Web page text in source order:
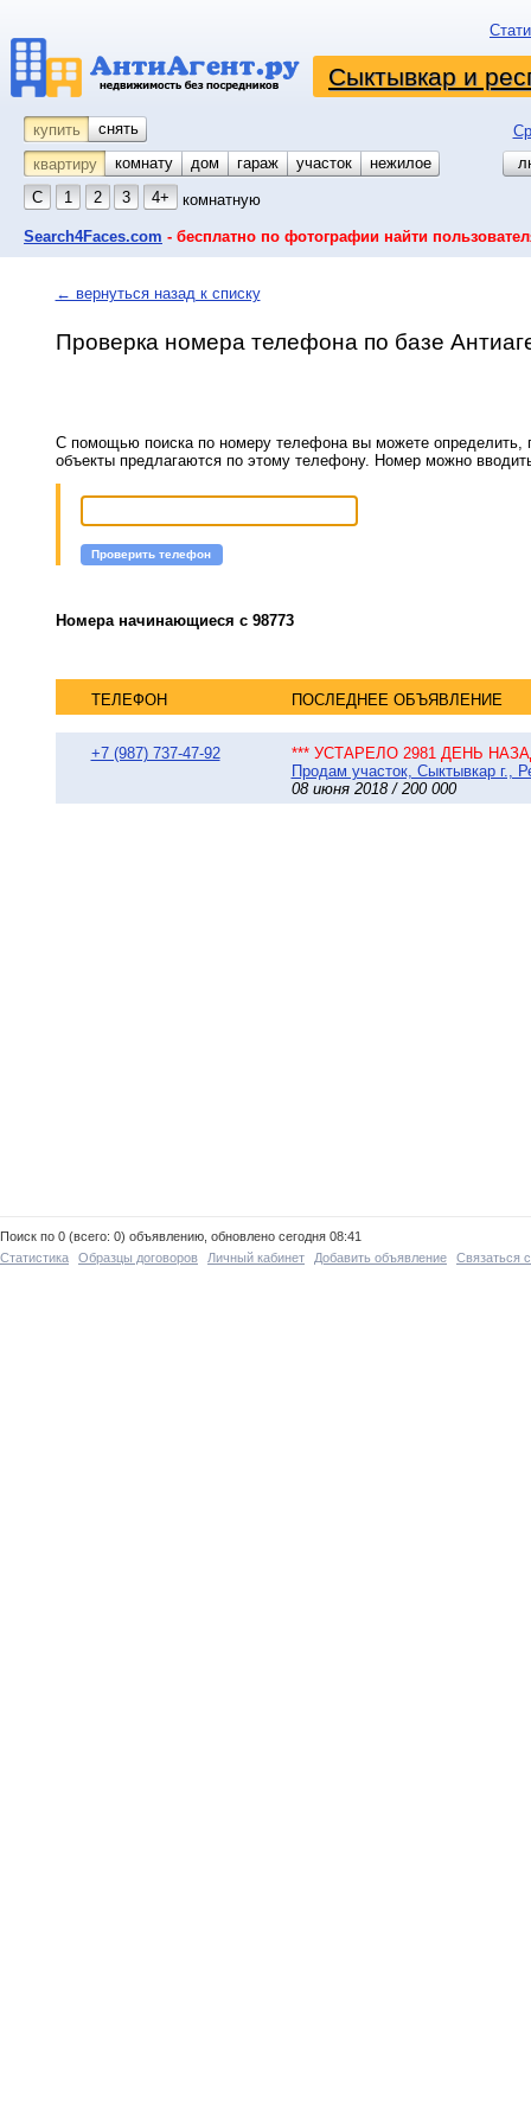
Сыктывкар и
купить снять
квартиру
комнату койко-место
дом гараж участок
нежилое
С
1 2 3 4+ комнатную
Search4Faces.com - бесплатно по фотографии найти
← вернуться назад к списку
Проверка номера телефона по базе
С помощью поиска по номеру телефона вы можете определить,
объекты предлагаются по этому телефону. Номер можно
Проверить телефон
Номера начинающиеся с 98773
ТЕЛЕФОН ПОСЛЕДНЕЕ ОБЪЯВЛЕНИЕ
+7 (987) 737-47-92
*** УСТАРЕЛО 2981 ДЕНЬ
Продам участок, Сыктывкар г.,
08 июня 2018 / 200 000
Поиск по 0 (всего: 0) объявлению, обновлено сегодня 08:41
Статистика
Образцы договоров Личный кабинет Добавить объявление Связаться